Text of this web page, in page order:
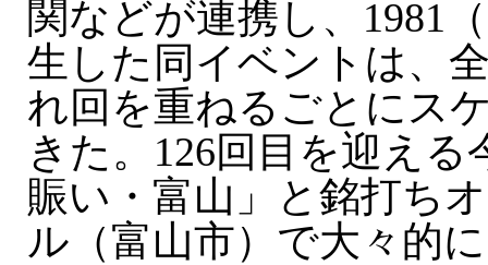
関などが連携し、1981
生した同イベントは、
れ回を重ねるごとにス
きた。126回目を迎える
賑い・富山」と銘打ち
ル（富山市）で大々的